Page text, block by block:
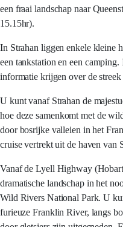
een fraai landschap naar
15.15hr).
In Strahan liggen enkele kleine
een tankstation en een
informatie krijgen over de
U kunt vanaf Strahan de
hoe deze samenkomt met de
door bosrijke valleien in het
cruise vertrekt uit de haven van
Vanaf de Lyell Highway
dramatische landschap in het
Wild Rivers National Park. U
furieuze Franklin River, langs